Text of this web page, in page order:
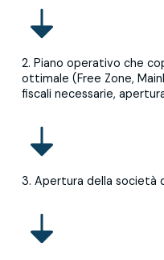
2. Piano operativo che
ottimale (Free Zone,
fiscali necessarie,
3. Apertura della società